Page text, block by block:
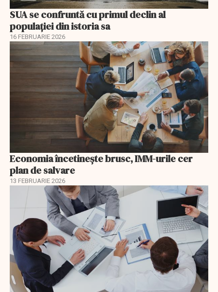
SUA se confruntă cu primul declin al
populației din istoria sa
16 FEBRUARIE 2026
Economia încetinește brusc, IMM-urile cer
plan de salvare
13 FEBRUARIE 2026